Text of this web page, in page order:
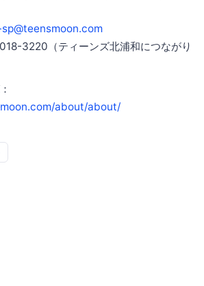
（ティーンズ北浦和につながり
about/about/